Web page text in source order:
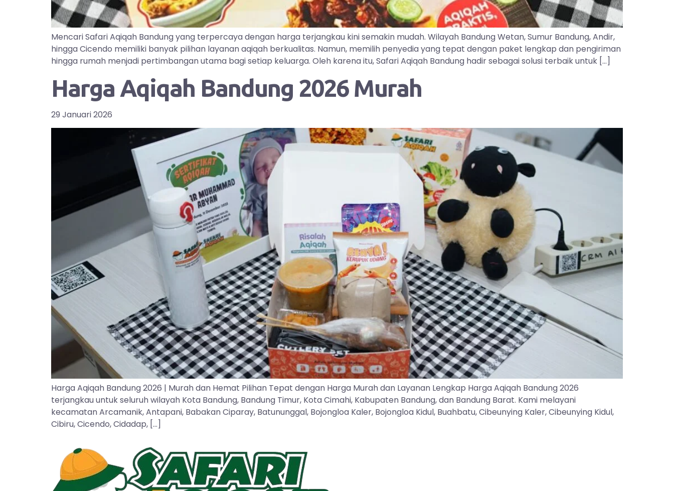
Mencari Safari Aqiqah Bandung yang terpercaya dengan harga terjangkau kini semakin mudah. Wilayah Bandung Wetan, Sumur Bandung, Andir,
hingga Cicendo memiliki banyak pilihan layanan aqiqah berkualitas. Namun, memilih penyedia yang tepat dengan paket lengkap dan pengiriman
hingga rumah menjadi pertimbangan utama bagi setiap keluarga. Oleh karena itu, Safari Aqiqah Bandung hadir sebagai solusi terbaik untuk […]
Harga Aqiqah Bandung 2026 Murah
29 Januari 2026
Harga Aqiqah Bandung 2026 | Murah dan Hemat Pilihan Tepat dengan Harga Murah dan Layanan Lengkap Harga Aqiqah Bandung 2026
terjangkau untuk seluruh wilayah Kota Bandung, Bandung Timur, Kota Cimahi, Kabupaten Bandung, dan Bandung Barat. Kami melayani
kecamatan Arcamanik, Antapani, Babakan Ciparay, Batununggal, Bojongloa Kaler, Bojongloa Kidul, Buahbatu, Cibeunying Kaler, Cibeunying Kidul,
Cibiru, Cicendo, Cidadap, […]